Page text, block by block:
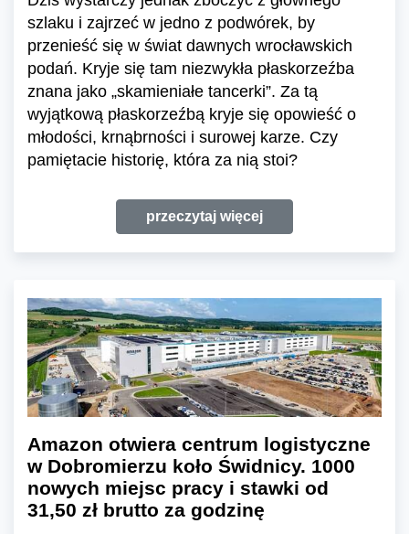
szlaku i zajrzeć w jedno z podwórek, by
przenieść się w świat dawnych wrocławskich
podań. Kryje się tam niezwykła płaskorzeźba
znana jako „skamieniałe tancerki”. Za tą
wyjątkową płaskorzeźbą kryje się opowieść o
młodości, krnąbrności i surowej karze. Czy
pamiętacie historię, która za nią stoi?
przeczytaj więcej
Amazon otwiera centrum logistyczne
w Dobromierzu koło Świdnicy. 1000
nowych miejsc pracy i stawki od
31,50 zł brutto za godzinę